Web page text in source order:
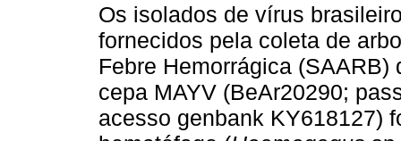
Os isolados de vírus
fornecidos pela coleta de
Febre Hemorrágica
cepa MAYV (BeAr20290;
acesso genbank KY618127)